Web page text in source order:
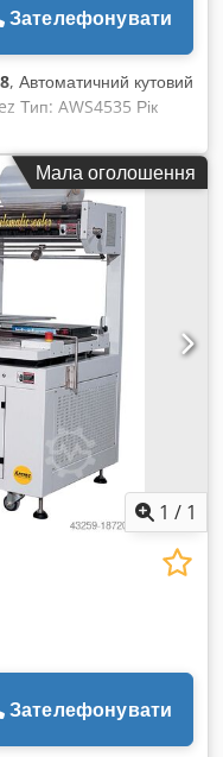
Зателефонувати
, Автоматичний кутовий
Тип: AWS4535 Рік
зварювальної
32 мм Cedpswriuusfx
135 см 22726
Мала оголошення
1 / 1
Зателефонувати